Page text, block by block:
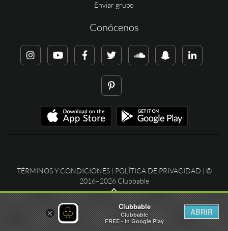
Enviar grupo
Conócenos
TÉRMINOS Y CONDICIONES| POLÍTICA DE PRIVACIDAD | ©
2016–2026 Clubbable
×
Clubbable
Clubbable
FREE - In Google Play
ABRIR